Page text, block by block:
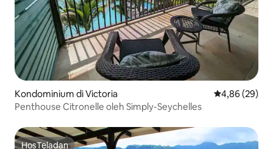
Kondominium di Victoria Nilai rata-rata
4,86 (29)
Penthouse Citronelle oleh Simply-Seychelles
HosTeladan